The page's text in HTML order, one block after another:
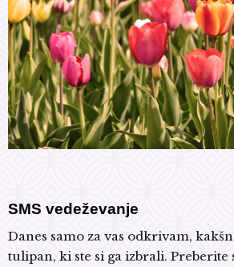
SMS vedeževanje
Danes samo za vas odkrivam,
tulipan, ki ste si ga izbrali. Preberite